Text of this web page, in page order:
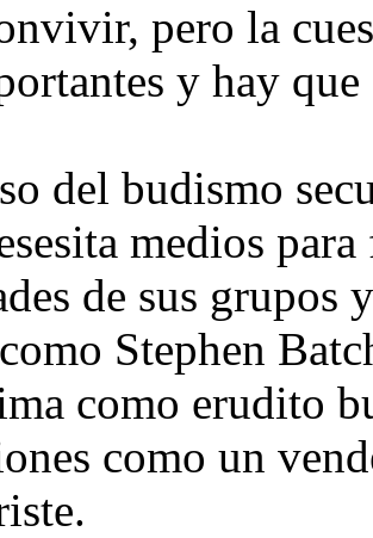
pero la
y hay
del budismo
medios
de sus
Stephen
como erudito
como un